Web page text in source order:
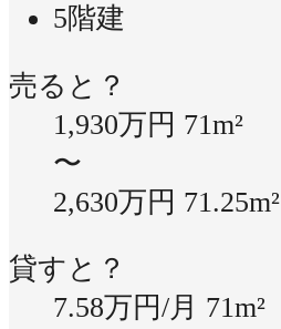
5階建
売ると？
1,930万円 71m²
〜
2,630万円 71.25m²
貸すと？
7.58万円/月 71m²